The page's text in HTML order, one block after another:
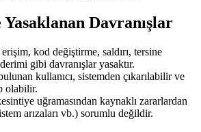
Davranışlar
kod değiştirme, saldırı, tersine
gibi davranışlar yasaktır.
kullanıcı, sistemden çıkarılabilir ve
olabilir.
uğramasından kaynaklı zararlardan
arızaları vb.) sorumlu değildir.